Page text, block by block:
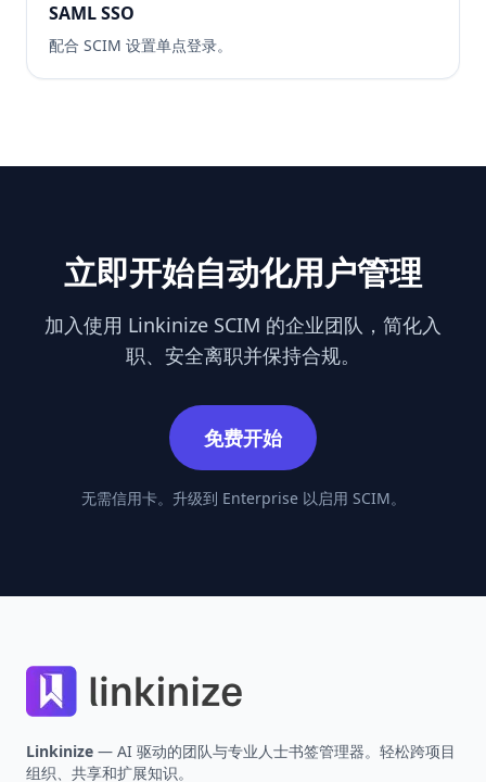
SAML SSO
配合 SCIM 设置单点登录。
立即开始自动化用户管理
加入使用 Linkinize SCIM 的企业团队，简化入
职、安全离职并保持合规。
免费开始
无需信用卡。升级到 Enterprise 以启用 SCIM。
Linkinize — AI 驱动的团队与专业人士书签管理器。轻松跨项目
组织、共享和扩展知识。